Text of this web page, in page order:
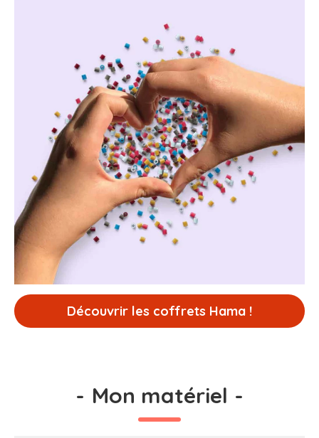
Découvrir les coffrets Hama !
- Mon matériel -